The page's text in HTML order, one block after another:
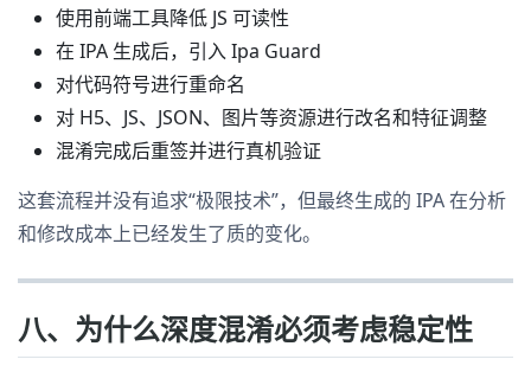
使用前端工具降低 JS 可读性
在 IPA 生成后，引入 Ipa Guard
对代码符号进行重命名
对 H5、JS、JSON、图片等资源进行改名和特征调整
混淆完成后重签并进行真机验证
这套流程并没有追求“极限技术”，但最终生成的 IPA 在分析
和修改成本上已经发生了质的变化。
八、为什么深度混淆必须考虑稳定性